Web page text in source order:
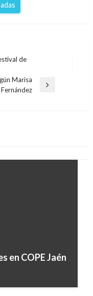
de
Marisa
Fernández
en COPE Jaén